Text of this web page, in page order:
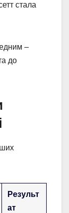
стала
–
до
Результ
ат